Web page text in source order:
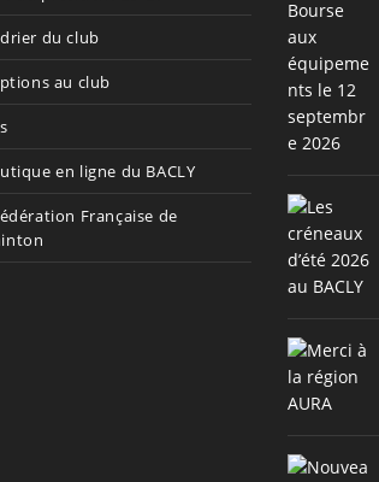
du club
au club
en ligne du BACLY
Française de